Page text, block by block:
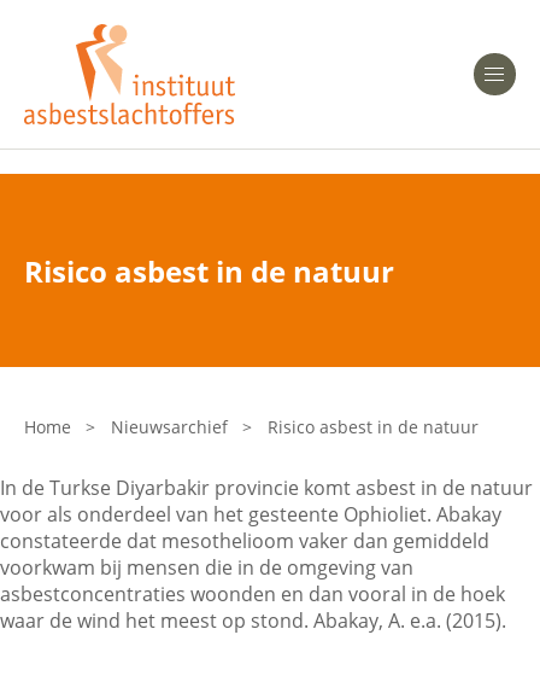
Heeft u Mesothelioom?
Heeft u Asbestose?
Bent u arts?
Asbest en Gezondheid
Laatste nieuws
Veelgestelde vragen
Contactgegevens
Risico asbest in de natuur
Home > Nieuwsarchief > Risico asbest in de natuur
In de Turkse Diyarbakir provincie komt asbest in de natuur
voor als onderdeel van het gesteente Ophioliet. Abakay
constateerde dat mesothelioom vaker dan gemiddeld
voorkwam bij mensen die in de omgeving van
asbestconcentraties woonden en dan vooral in de hoek
waar de wind het meest op stond. Abakay, A. e.a. (2015).